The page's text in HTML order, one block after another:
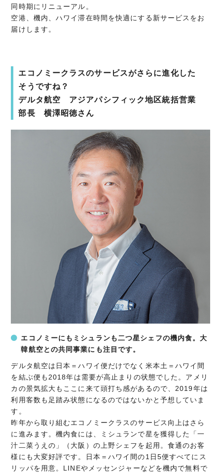
同時期にリニューアル。
空港、機内、ハワイ滞在時間を快適にする新サービスをお
届けします。
エコノミークラスのサービスがさらに進化した
そうですね？
デルタ航空 アジアパシフィック地区統括営業
部長 横澤昭徳さん
エコノミーにもミシュランも二つ星シェフの機内食。大
韓航空との共同事業にも注目です。
デルタ航空は日本＝ハワイ便だけでなく米本土＝ハワイ間
を結ぶ便も2018年は需要が高止まりの状態でした。アメリ
カの景気拡大もここに来て頭打ち感があるので、2019年は
利用客数も足踏み状態になるのではないかと予想していま
す。
昨年から取り組むエコノミークラスのサービス向上はさら
に進みます。機内食には、ミシュランで星を獲得した「一
汁二菜うえの」（大阪）の上野シェフを起用。食通のお客
様にも大変好評です。日本＝ハワイ間の1日5便すべてにス
リッパを用意。LINEやメッセンジャーなどを機内で無料で